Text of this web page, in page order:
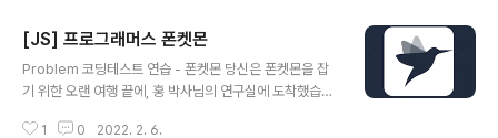
[JS] 프로그래머스 폰켓몬
Problem 코딩테스트 연습 - 폰켓몬 당신은 폰켓몬을 잡
기 위한 오랜 여행 끝에, 홍 박사님의 연구실에 도착했습니
1 0 2022. 2. 6.